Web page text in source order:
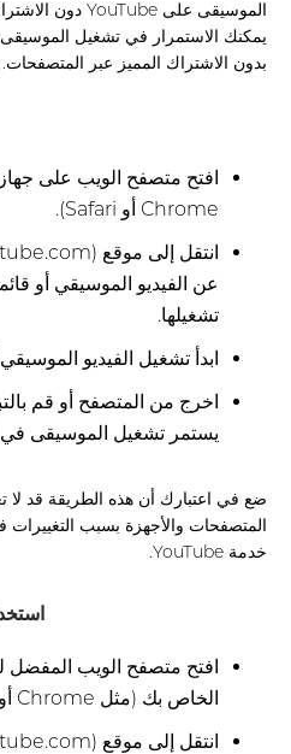
بدون الاشتراك المميز عبر
افتح متصفح الويب على
Chrome أو Safari).
عن الفيديو الموسيقي أو
تشغيلها.
ابدأ تشغيل الفيديو
اخرج من المتصفح أو قم
يستمر تشغيل الموسيقى في
ضع في اعتبارك أن هذه الطريقة قد
المتصفحات والأجهزة بسبب
خدمة YouTube.
افتح متصفح الويب المفضل
الخاص بك (مثل Chrome أو Firefox أو Safari).